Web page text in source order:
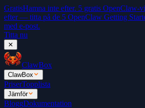
GratisHamna inte efter. 5 gratis OpenClaw-
efter — titta på de 5 OpenClaw Getting
med e-post.
Titta nu
✕
ClawBox
ClawBox
PriserTopplista
Jämför
BloggDokumentation